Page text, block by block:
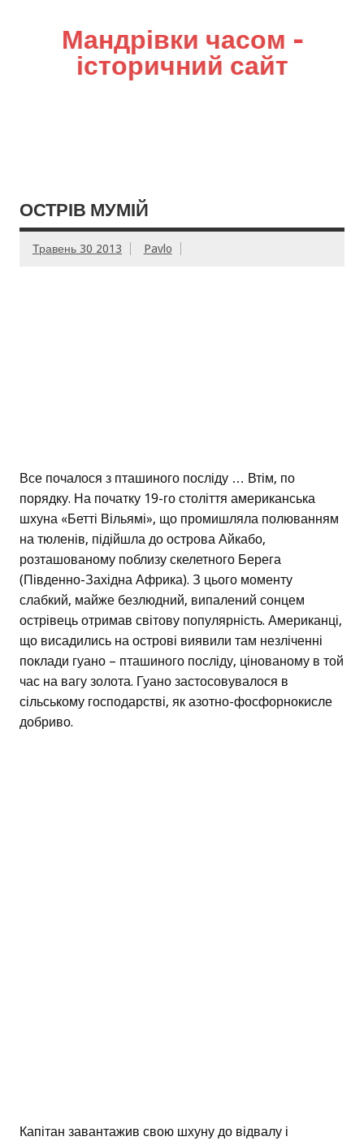
Мандрівки часом –
історичний сайт
ОСТРІВ МУМІЙ
Травень 30 2013 Pavlo
Все почалося з пташиного посліду … Втім, по
порядку. На початку 19-го століття американська
шхуна «Бетті Вільямі», що промишляла полюванням
на тюленів, підійшла до острова Айкабо,
розташованому поблизу скелетного Берега
(Південно-Західна Африка). З цього моменту
слабкий, майже безлюдний, випалений сонцем
острівець отримав світову популярність. Американці,
що висадились на острові виявили там незліченні
поклади гуано – пташиного посліду, цінованому в той
час на вагу золота. Гуано застосовувалося в
сільському господарстві, як азотно-фосфорнокисле
добриво.
Капітан завантажив свою шхуну до відвалу і